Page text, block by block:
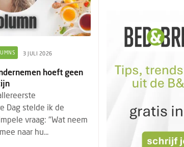
3 JULI 2026
hoeft geen
Dag stelde ik de
vraag: "Wat neem
naar hu...